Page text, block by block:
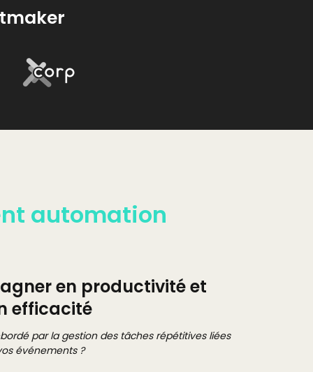
automation
en productivité et
efficacité
par la gestion des tâches répétitives liées
événements ?